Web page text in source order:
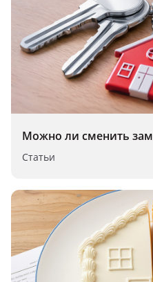
Можно ли сменить
Статьи